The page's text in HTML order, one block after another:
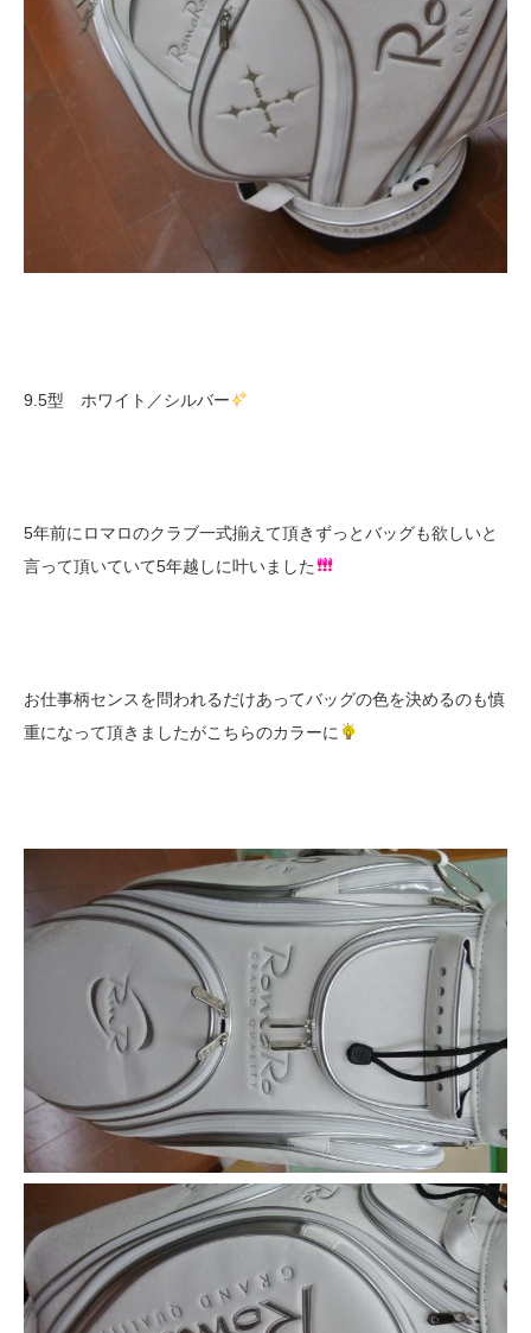
9.5型 ホワイト／シルバー
5年前にロマロのクラブ一式揃えて頂きずっとバッグも欲しいと
言って頂いていて5年越しに叶いました
お仕事柄センスを問われるだけあってバッグの色を決めるのも慎
重になって頂きましたがこちらのカラーに